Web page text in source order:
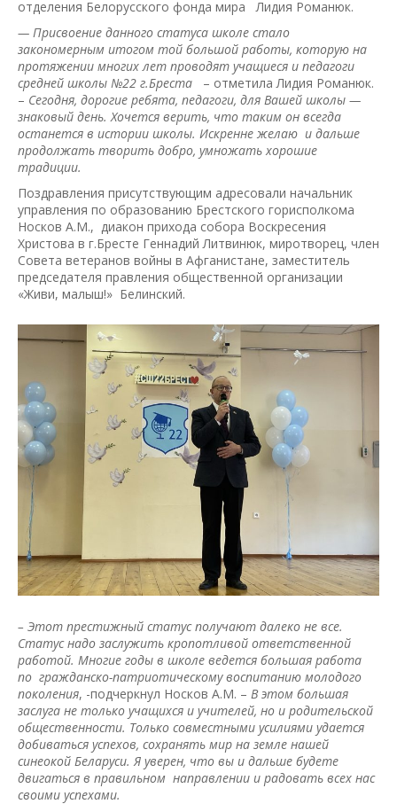
отделения Белорусского фонда мира Лидия Романюк.
— Присвоение данного статуса школе стало
закономерным итогом той большой работы, которую на
протяжении многих лет проводят учащиеся и педагоги
средней школы №22 г.Бреста – отметила Лидия Романюк.
– Сегодня, дорогие ребята, педагоги, для Вашей школы —
знаковый день. Хочется верить, что таким он всегда
останется в истории школы. Искренне желаю и дальше
продолжать творить добро, умножать хорошие
традиции.
Поздравления присутствующим адресовали начальник
управления по образованию Брестского горисполкома
Носков А.М., диакон прихода собора Воскресения
Христова в г.Бресте Геннадий Литвинюк, миротворец, член
Совета ветеранов войны в Афганистане, заместитель
председателя правления общественной организации
«Живи, малыш!» Белинский.
– Этот престижный статус получают далеко не все.
Статус надо заслужить кропотливой ответственной
работой. Многие годы в школе ведется большая работа
по гражданско-патриотическому воспитанию молодого
поколения, -подчеркнул Носков А.М. – В этом большая
заслуга не только учащихся и учителей, но и родительской
общественности. Только совместными усилиями удается
добиваться успехов, сохранять мир на земле нашей
синеокой Беларуси. Я уверен, что вы и дальше будете
двигаться в правильном направлении и радовать всех нас
своими успехами.